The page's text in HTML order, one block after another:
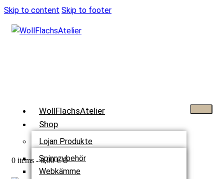
Skip to content Skip to footer
WollFlachsAtelier
Shop
Lojan Produkte
Spinnzubehör
Webkämme
0 items - 0,00 € 0